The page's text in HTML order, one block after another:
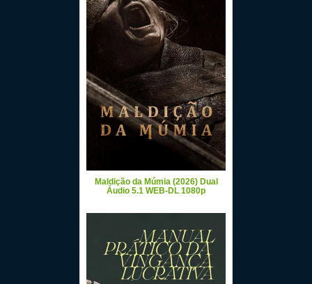
Maldição da Múmia (2026) Dual
Áudio 5.1 WEB-DL 1080p